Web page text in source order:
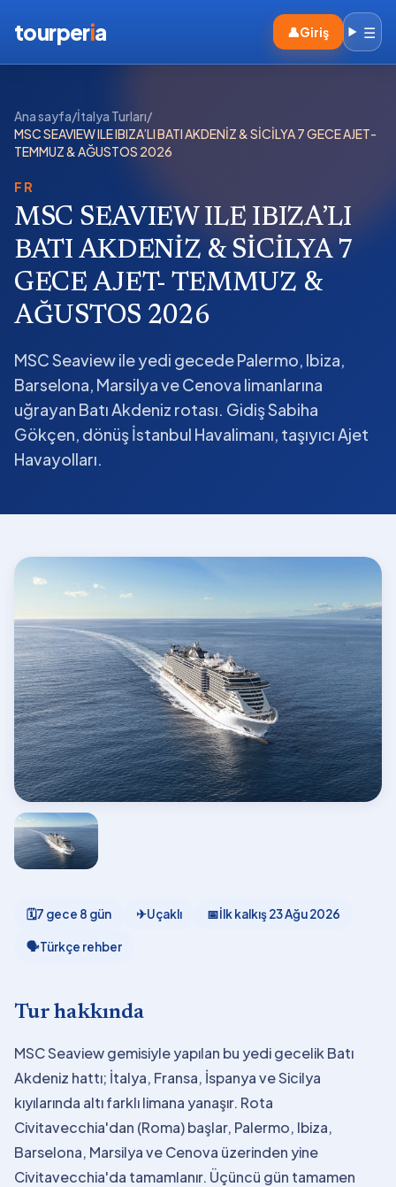
tourperia 👤Giriş ☰
Ana sayfa/İtalya Turları/
MSC SEAVIEW ILE IBIZA’LI BATI AKDENİZ & SİCİLYA 7 GECE AJET-
TEMMUZ & AĞUSTOS 2026
FR
MSC SEAVIEW ILE IBIZA’LI
BATI AKDENİZ & SİCİLYA 7
GECE AJET- TEMMUZ &
AĞUSTOS 2026
MSC Seaview ile yedi gecede Palermo, Ibiza,
Barselona, Marsilya ve Cenova limanlarına
uğrayan Batı Akdeniz rotası. Gidiş Sabiha
Gökçen, dönüş İstanbul Havalimanı, taşıyıcı Ajet
Havayolları.
🗓7 gece 8 gün ✈Uçaklı 📅İlk kalkış23 Ağu 2026
🗣Türkçe rehber
Tur hakkında
MSC Seaview gemisiyle yapılan bu yedi gecelik Batı
Akdeniz hattı; İtalya, Fransa, İspanya ve Sicilya
kıyılarında altı farklı limana yanaşır. Rota
Civitavecchia'dan (Roma) başlar, Palermo, Ibiza,
Barselona, Marsilya ve Cenova üzerinden yine
Civitavecchia'da tamamlanır. Üçüncü gün tamamen